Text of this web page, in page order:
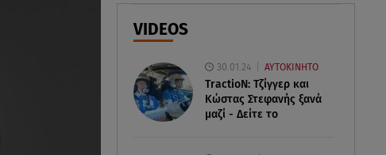
06.08.26 , 21:31
ανακοίνωση του ράπερ στα
social media
VIDEOS
30.01.24 ΑΥΤΟΚΙΝΗΤΟ
TractioN: Τζίγγερ και
Κώστας Στεφανής ξανά
μαζί - Δείτε το